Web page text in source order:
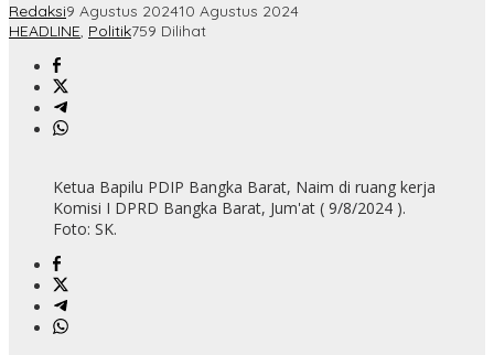
Redaksi9 Agustus 202410 Agustus 2024
HEADLINE, Politik759 Dilihat
Ketua Bapilu PDIP Bangka Barat, Naim di ruang kerja
Komisi I DPRD Bangka Barat, Jum'at ( 9/8/2024 ).
Foto: SK.